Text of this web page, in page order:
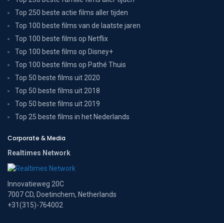
Top 250 beste actie films aller tijden
Top 100 beste films van de laatste jaren
Top 100 beste films op Netflix
Top 100 beste films op Disney+
Top 100 beste films op Pathé Thuis
Top 50 beste films uit 2020
Top 50 beste films uit 2018
Top 50 beste films uit 2019
Top 25 beste films in het Nederlands
Corporate & Media
Realtimes Network
Innovatieweg 20C
7007 CD, Doetinchem, Netherlands
+31(315)-764002